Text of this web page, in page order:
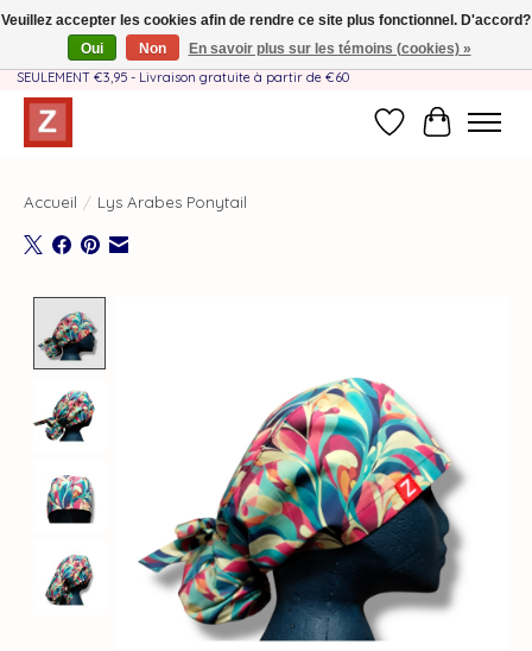
Fait à la main par une équipe mère-fille❤️ - Frais de livraison BE & NL
SEULEMENT €3,95 - Livraison gratuite à partir de €60
Liste dePanier
Accueil / Lys Arabes Ponytail
Veuillez accepter les cookies afin de rendre ce site plus fonctionnel. D'accord?
Oui
Non En savoir plus sur les témoins (cookies) »